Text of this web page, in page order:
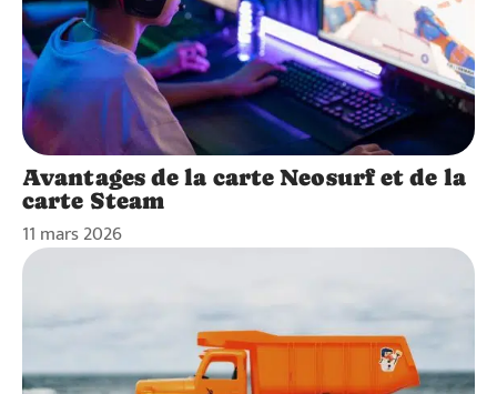
Avantages de la carte Neosurf et de la
carte Steam
11 mars 2026